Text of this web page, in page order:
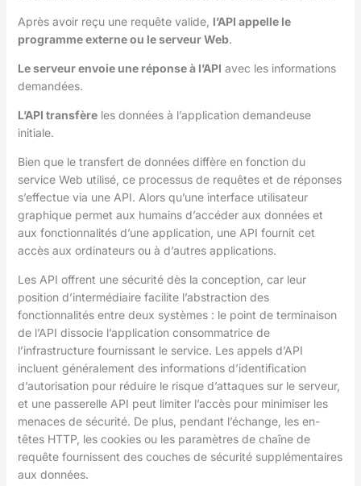
Après avoir reçu une requête valide, l’API appelle le
programme externe ou le serveur Web.
Le serveur envoie une réponse à l’API avec les informations
demandées.
L’API transfèreles données à l’application demandeuse
initiale.
Bien que le transfert de données diffère en fonction du
service Web utilisé, ce processus de requêtes et de réponses
s’effectue via une API. Alors qu’une interface utilisateur
graphique permet aux humains d’accéder aux données et
aux fonctionnalités d’une application, une API fournit cet
accès aux ordinateurs ou à d’autres applications.
Les API offrent une sécurité dès la conception, car leur
position d’intermédiaire facilite l’abstraction des
fonctionnalités entre deux systèmes : le point de terminaison
de l’API dissocie l’application consommatrice de
l’infrastructure fournissant le service. Les appels d’API
incluent généralement des informations d’identification
d’autorisation pour réduire le risque d’attaques sur le serveur,
et une passerelle API peut limiter l’accès pour minimiser les
menaces de sécurité. De plus, pendant l’échange, les en-
têtes HTTP, les cookies ou les paramètres de chaîne de
requête fournissent des couches de sécurité supplémentaires
aux données.